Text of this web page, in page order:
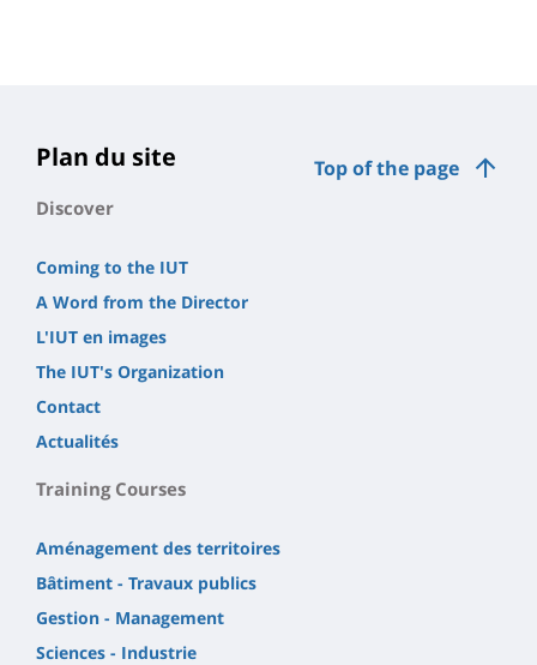
Top of the page
Plan du site
Discover
Coming to the IUT
A Word from the Director
L'IUT en images
The IUT's Organization
Contact
Actualités
Training Courses
Aménagement des territoires
Bâtiment - Travaux publics
Gestion - Management
Sciences - Industrie